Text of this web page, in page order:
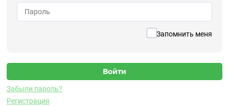
Запомнить меня
Забыли пароль?
Регистрация
Виброускорения / 1V157HC-50
Датчик виброускорения
Характеристики